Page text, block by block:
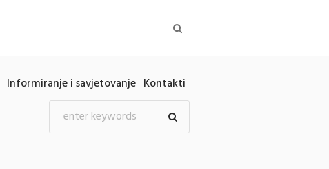
Informiranje i savjetovanje Kontakti